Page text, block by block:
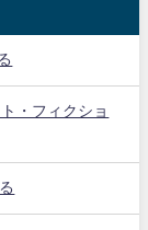
・フィクショ